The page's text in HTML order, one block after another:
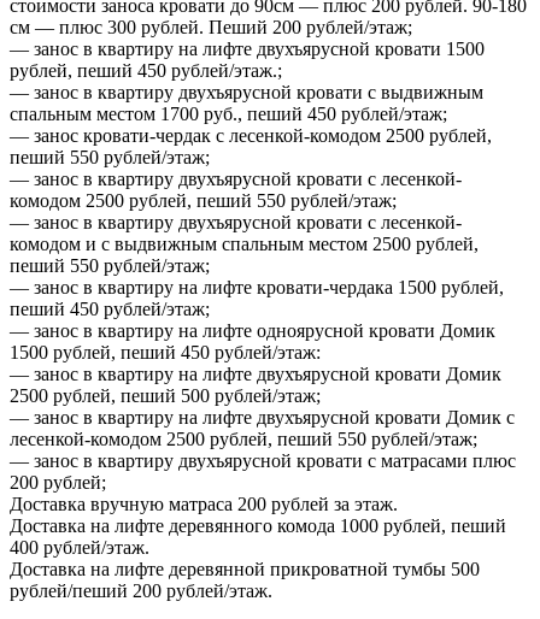
стоимости заноса кровати до 90см — плюс 200 рублей. 90-180
см — плюс 300 рублей. Пеший 200 рублей/этаж;
— занос в квартиру на лифте двухъярусной кровати 1500
рублей, пеший 450 рублей/этаж.;
— занос в квартиру двухъярусной кровати с выдвижным
спальным местом 1700 руб., пеший 450 рублей/этаж;
— занос кровати-чердак с лесенкой-комодом 2500 рублей,
пеший 550 рублей/этаж;
— занос в квартиру двухъярусной кровати с лесенкой-
комодом 2500 рублей, пеший 550 рублей/этаж;
— занос в квартиру двухъярусной кровати с лесенкой-
комодом и с выдвижным спальным местом 2500 рублей,
пеший 550 рублей/этаж;
— занос в квартиру на лифте кровати-чердака 1500 рублей,
пеший 450 рублей/этаж;
— занос в квартиру на лифте одноярусной кровати Домик
1500 рублей, пеший 450 рублей/этаж:
— занос в квартиру на лифте двухъярусной кровати Домик
2500 рублей, пеший 500 рублей/этаж;
— занос в квартиру на лифте двухъярусной кровати Домик с
лесенкой-комодом 2500 рублей, пеший 550 рублей/этаж;
— занос в квартиру двухъярусной кровати с матрасами плюс
200 рублей;
Доставка вручную матраса 200 рублей за этаж.
Доставка на лифте деревянного комода 1000 рублей, пеший
400 рублей/этаж.
Доставка на лифте деревянной прикроватной тумбы 500
рублей/пеший 200 рублей/этаж.